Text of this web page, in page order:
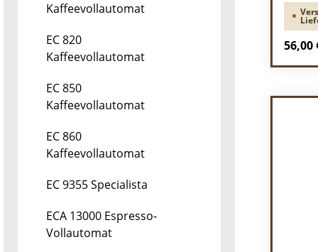
Kaffeevollautomat
EC 820
Kaffeevollautomat
EC 850
Kaffeevollautomat
EC 860
Kaffeevollautomat
EC 9355 Specialista
ECA 13000 Espresso-
Vollautomat
56,00